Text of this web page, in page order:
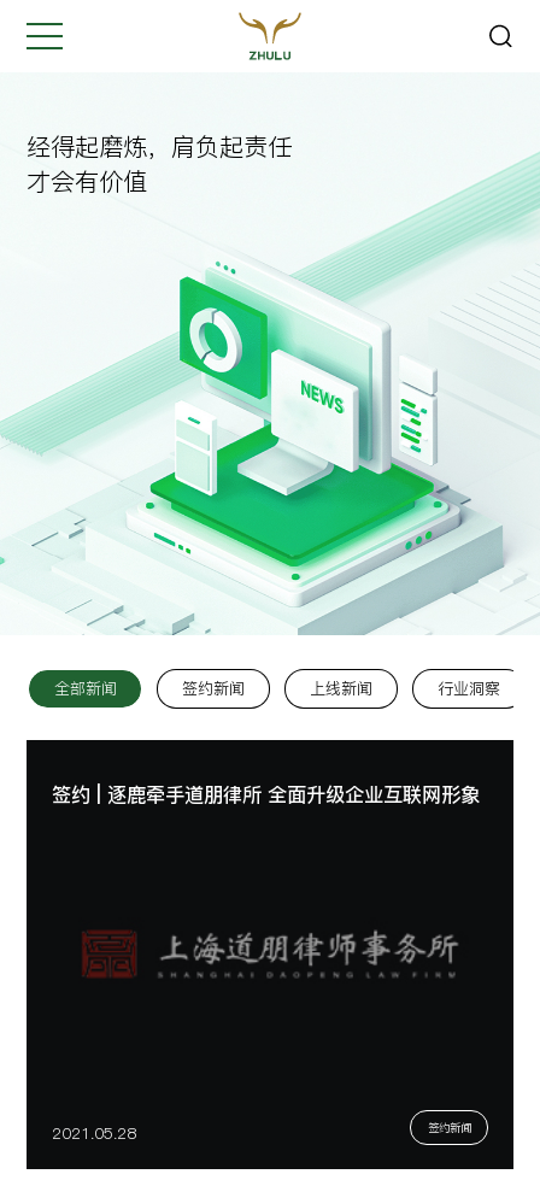
经得起磨炼，肩负起责任
才会有价值
全部新闻 签约新闻 上线新闻 行业洞察
签约 | 逐鹿牵手道朋律所 全面升级企业互联网形象
2021.05.28 签约新闻
是我们最重要的工作之一...
联系方式: *
您的需求:
提交